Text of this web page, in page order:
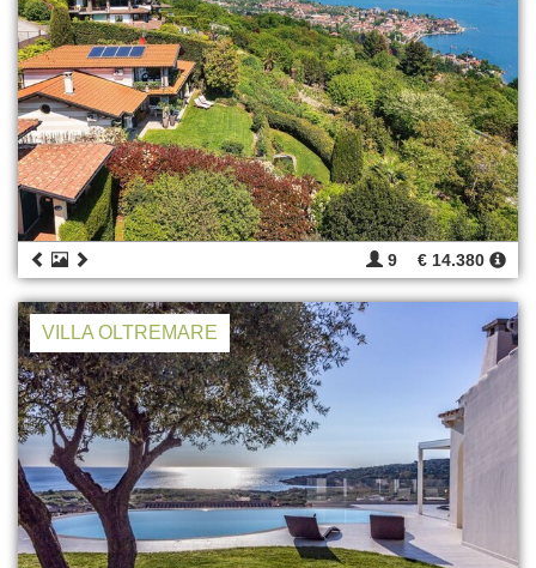
9 € 14.380
VILLA OLTREMARE